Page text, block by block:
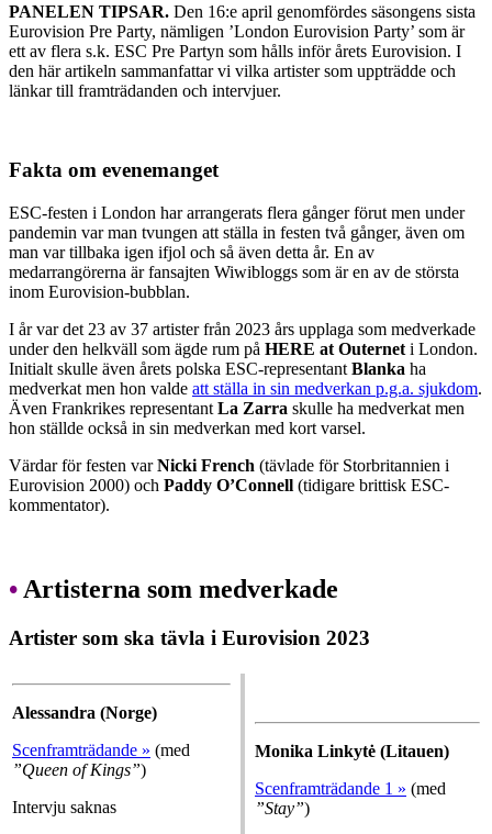
PANELEN TIPSAR. Den 16:e april genomfördes säsongens sista
Eurovision Pre Party, nämligen ’London Eurovision Party’ som är
ett av flera s.k. ESC Pre Partyn som hålls inför årets Eurovision. I
den här artikeln sammanfattar vi vilka artister som uppträdde och
länkar till framträdanden och intervjuer.
Fakta om evenemanget
ESC-festen i London har arrangerats flera gånger förut men under
pandemin var man tvungen att ställa in festen två gånger, även om
man var tillbaka igen ifjol och så även detta år. En av
medarrangörerna är fansajten Wiwibloggs som är en av de största
inom Eurovision-bubblan.
I år var det 23 av 37 artister från 2023 års upplaga som medverkade
under den helkväll som ägde rum på HERE at Outernet i London.
Initialt skulle även årets polska ESC-representant Blanka ha
medverkat men hon valde att ställa in sin medverkan p.g.a. sjukdom.
Även Frankrikes representant La Zarra skulle ha medverkat men
hon ställde också in sin medverkan med kort varsel.
Värdar för festen varNicki French (tävlade för Storbritannien i
Eurovision 2000) och Paddy O’Connell (tidigare brittisk ESC-
kommentator).
• Artisterna som medverkade
Artister som ska tävla i Eurovision 2023
Alessandra (Norge)
Scenframträdande » (med
”Queen of Kings”)
Intervju saknas
Monika Linkytė (Litauen)
Scenframträdande 1 » (med
”Stay”)